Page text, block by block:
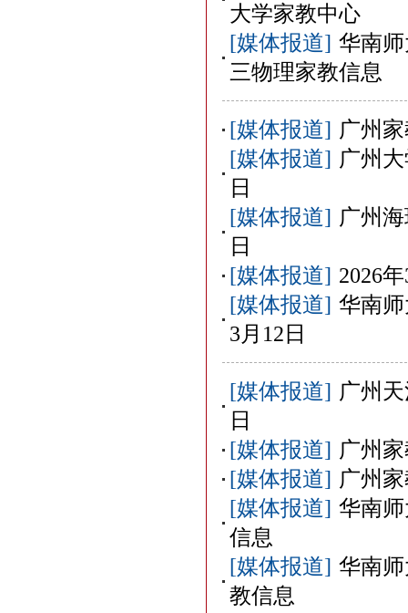
大学家教中心
[媒体报道] 华南
三物理家教信息
[媒体报道] 广州
[媒体报道] 广州
日
[媒体报道] 广州
日
[媒体报道] 2026
[媒体报道] 华南
3月12日
[媒体报道] 广州
日
[媒体报道] 广州
[媒体报道] 广州
[媒体报道] 华南
信息
[媒体报道] 华南
教信息